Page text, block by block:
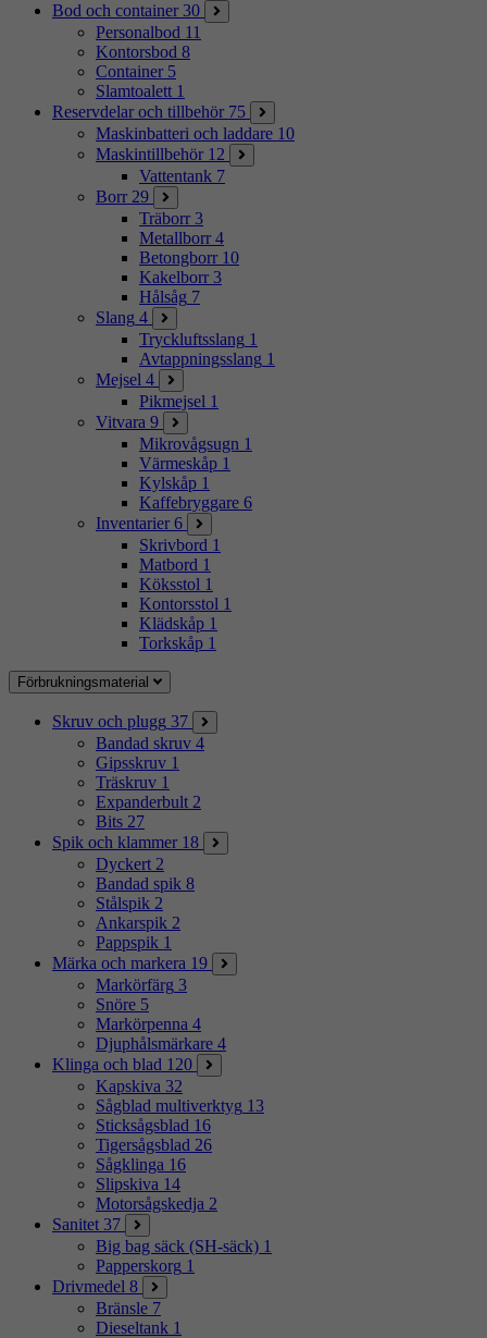
Bod och container 30
Personalbod 11
Kontorsbod 8
Container 5
Slamtoalett 1
Reservdelar och tillbehör 75
Maskinbatteri och laddare 10
Maskintillbehör 12
Vattentank 7
Borr 29
Träborr 3
Metallborr 4
Betongborr 10
Kakelborr 3
Hålsåg 7
Slang 4
Tryckluftsslang 1
Avtappningsslang 1
Mejsel 4
Pikmejsel 1
Vitvara 9
Mikrovågsugn 1
Värmeskåp 1
Kylskåp 1
Kaffebryggare 6
Inventarier 6
Skrivbord 1
Matbord 1
Köksstol 1
Kontorsstol 1
Klädskåp 1
Torkskåp 1
Förbrukningsmaterial
Skruv och plugg 37
Bandad skruv 4
Gipsskruv 1
Träskruv 1
Expanderbult 2
Bits 27
Spik och klammer 18
Dyckert 2
Bandad spik 8
Stålspik 2
Ankarspik 2
Pappspik 1
Märka och markera 19
Markörfärg 3
Snöre 5
Markörpenna 4
Djuphålsmärkare 4
Klinga och blad 120
Kapskiva 32
Sågblad multiverktyg 13
Sticksågsblad 16
Tigersågsblad 26
Sågklinga 16
Slipskiva 14
Motorsågskedja 2
Sanitet 37
Big bag säck (SH-säck) 1
Papperskorg 1
Drivmedel 8
Bränsle 7
Dieseltank 1